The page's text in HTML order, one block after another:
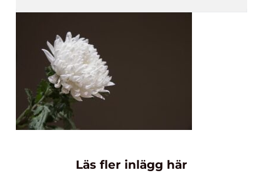
Läs fler inlägg här